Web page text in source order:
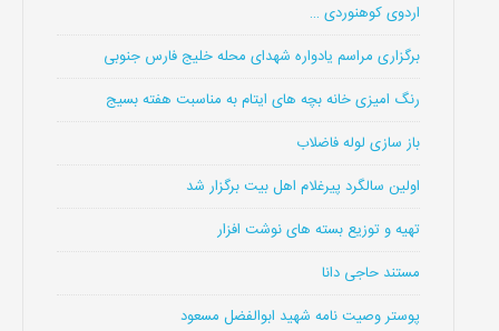
اردوی کوهنوردی …
برگزاری مراسم یادواره شهدای محله خلیج فارس جنوبی
رنگ امیزی خانه بچه های ایتام به مناسبت هفته بسیج
باز سازی لوله فاضلاب
اولین سالگرد پیرغلام اهل بیت برگزار شد
تهیه و توزیع بسته های نوشت افزار
مستند حاجی دانا
پوستر وصیت نامه شهید ابوالفضل مسعود